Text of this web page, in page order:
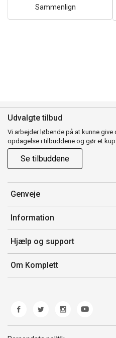
Sammenlign
Udvalgte tilbud
Vi arbejder løbende på at kunne
opdagelse i tilbuddene og gør et
Se tilbuddene
Genveje
Min side
Ordrehistorik
Gavekort
Information
Salgsbetingelser
Mærker/producent
Fortrydelsesret
Hjælp og support
Kontakt os
Kundeservice
Fejl/Mangler
Fragt og levering
Om Komplett